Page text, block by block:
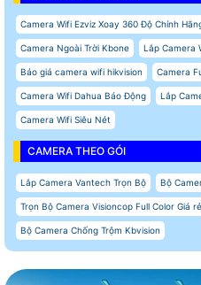
Camera Wifi Ezviz Xoay 360 Độ Chính
Camera Ngoài Trời Kbone Lắp Camera
Báo giá camera wifi hikvision Camera
Camera Wifi Dahua Báo Động Lắp
Camera Wifi Siêu Nét
CAMERA THEO GÓI
Lắp Camera Vantech Trọn Bộ Bộ
Trọn Bộ Camera Visioncop Full Color Giá rẻ
Bộ Camera Chống Trộm Kbvision